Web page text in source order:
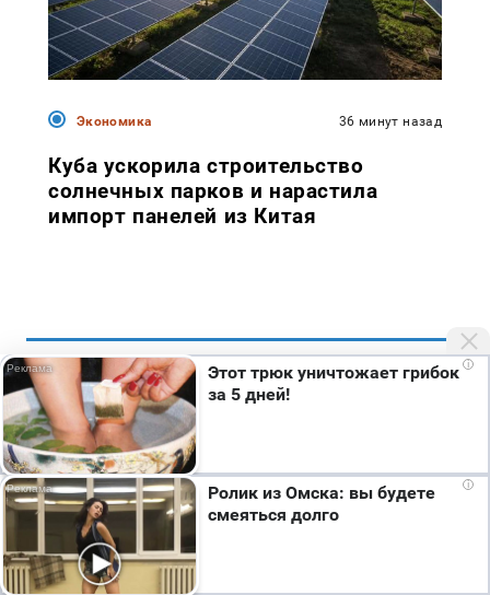
Экономика 36 минут назад
Куба ускорила строительство
солнечных парков и нарастила
импорт панелей из Китая
Размещение рекламы
+7 (917) 911-22-52
andrey@prokazan.ru
Прайс-лист
Мы используем cookie. Во время посещения сайта
вы соглашаетесь с тем, что мы обрабатываем
ваши персональные данные с использованием
метрик Яндекс Метрика, top.mail.ru, LiveInternet.
Я согласен
i
Этот трюк уничтожает грибок
за 5 дней!
i
Ролик из Омска: вы будете
смеяться долго